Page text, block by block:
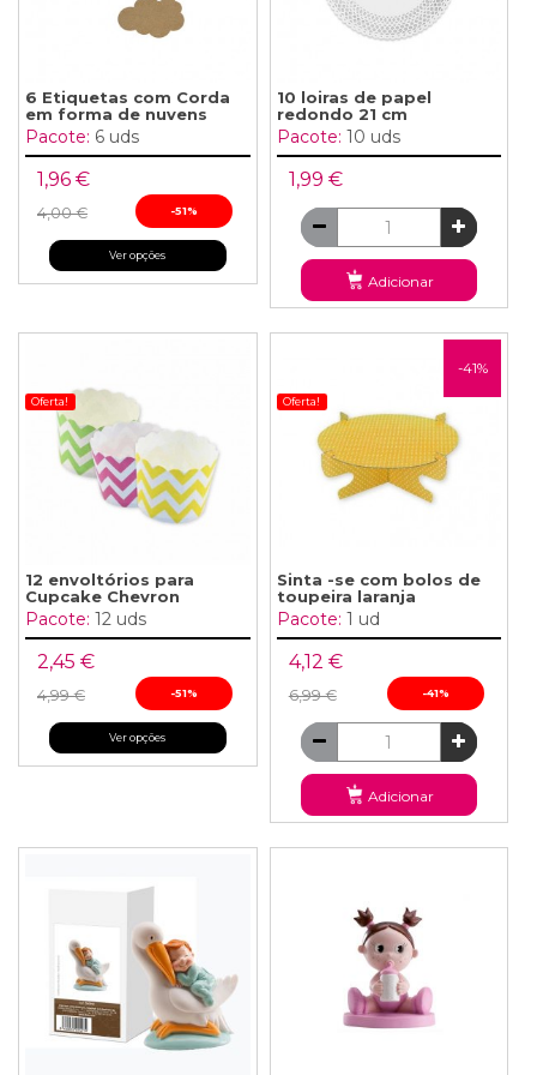
6 Etiquetas com Corda
em forma de nuvens
Pacote: 6 uds
1,96 €
4,00 € -51%
Ver opções
10 loiras de papel
redondo 21 cm
Pacote: 10 uds
1,99 €
Adicionar
Oferta!
12 envoltórios para
Cupcake Chevron
Pacote: 12 uds
2,45 €
4,99 € -51%
Ver opções
-41%
Oferta!
Sinta -se com bolos de
toupeira laranja
Pacote: 1 ud
4,12 €
6,99 € -41%
Adicionar